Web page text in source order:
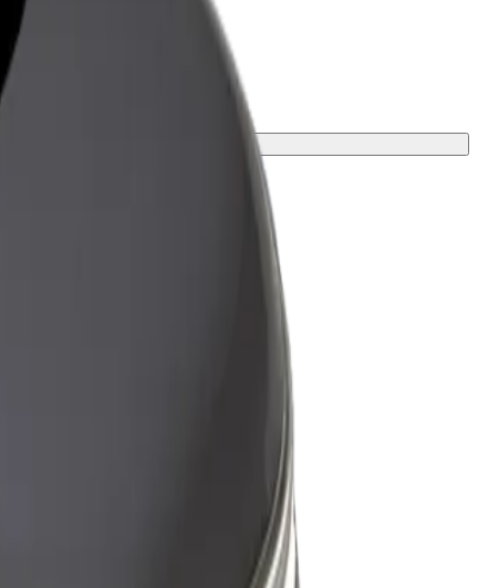
piemērotāko braucienu.